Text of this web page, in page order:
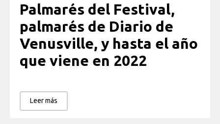
Palmarés del Festival,
palmarés de Diario de
Venusville, y hasta el año
que viene en 2022
Leer más